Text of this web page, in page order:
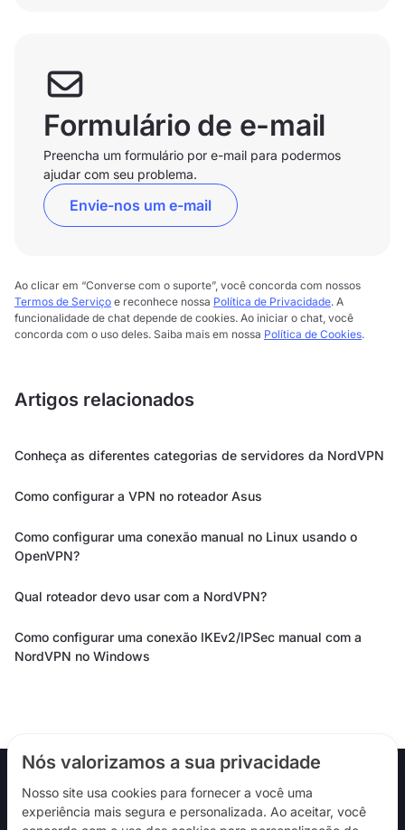
Nós valorizamos a sua privacidade
Nosso site usa cookies para fornecer a você uma
experiência mais segura e personalizada. Ao aceitar, você
Formulário de e-mail
Preencha um formulário por e-mail para podermos
ajudar com seu problema.
Envie-nos um e-mail
Ao clicar em “Converse com o suporte”, você concorda com nossos
Termos de Serviço e reconhece nossa Política de Privacidade. A
funcionalidade de chat depende de cookies. Ao iniciar o chat, você
concorda com o uso deles. Saiba mais em nossa Política de Cookies.
Artigos relacionados
Conheça as diferentes categorias de servidores da NordVPN
Como configurar a VPN no roteador Asus
Como configurar uma conexão manual no Linux usando o
OpenVPN?
Qual roteador devo usar com a NordVPN?
Como configurar uma conexão IKEv2/IPSec manual com a
NordVPN no Windows
Siga-nos